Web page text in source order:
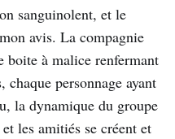
sanguinolent, et le
avis. La compagnie
boite à malice renfermant
personnage ayant
la dynamique du groupe
les amitiés se créent et